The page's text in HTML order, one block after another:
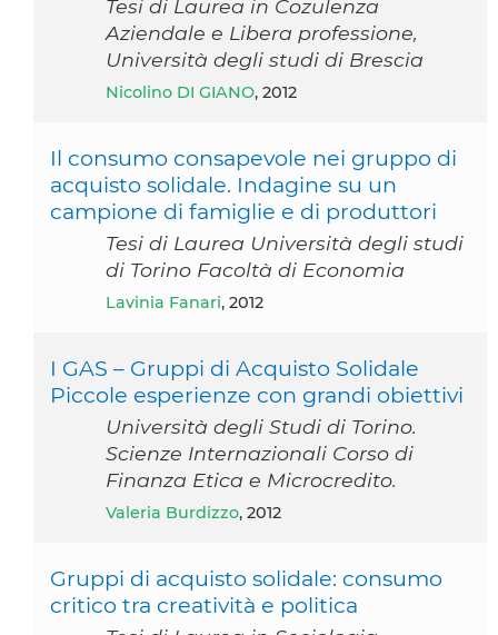
Tesi di Laurea in Cozulenza
Aziendale e Libera professione,
Università degli studi di Brescia
Nicolino DI GIANO, 2012
Il consumo consapevole nei gruppo di
acquisto solidale. Indagine su un
campione di famiglie e di produttori
Tesi di Laurea Università degli studi
di Torino Facoltà di Economia
Lavinia Fanari, 2012
I GAS – Gruppi di Acquisto Solidale
Piccole esperienze con grandi obiettivi
Università degli Studi di Torino.
Scienze Internazionali Corso di
Finanza Etica e Microcredito.
Valeria Burdizzo, 2012
Gruppi di acquisto solidale: consumo
critico tra creatività e politica